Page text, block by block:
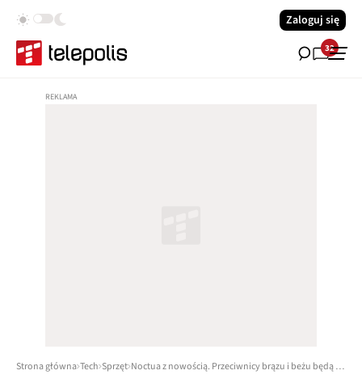
Zaloguj się
32
Strona główna Tech Sprzęt Noctua z nowością. Przeciwnicy brązu i beżu będą zadowoleni